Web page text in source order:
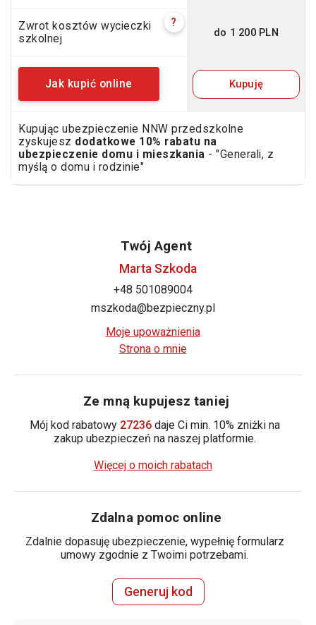
Zwrot kosztów wycieczki
szkolnej
?
do 1 200 PLN
Jak kupić online Kupuję
Kupując ubezpieczenie NNW przedszkolne
zyskujesz dodatkowe 10% rabatu na
ubezpieczenie domu i mieszkania - "Generali, z
myślą o domu i rodzinie"
Twój Agent
Marta Szkoda
+48 501089004
mszkoda@bezpieczny.pl
Moje upoważnienia
Strona o mnie
Ze mną kupujesz taniej
Mój kod rabatowy 27236daje Ci min. 10% zniżki na
zakup ubezpieczeń na naszej platformie.
Więcej o moich rabatach
Zdalna pomoc online
Zdalnie dopasuję ubezpieczenie, wypełnię formularz
umowy zgodnie z Twoimi potrzebami.
Generuj kod